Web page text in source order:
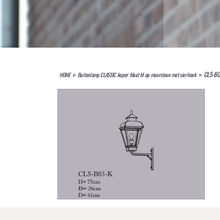
HOME» Buitenlamp CLASSIC koper Maat M op muursteun met sierhoek » CL5-